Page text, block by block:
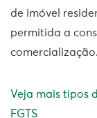
de imóvel
permitida a
comercialização.
Veja mais tipos
FGTS